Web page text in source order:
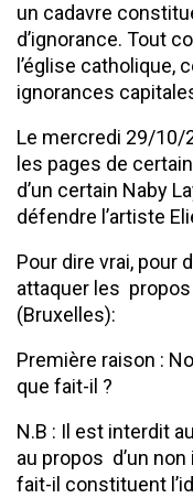
un cadavre
d’ignorance. Tout
l’église
ignorances
Le mercredi 29/10/
les pages de
d’un certain Naby
défendre l’artiste
Pour dire vrai, pour
attaquer les propos
(Bruxelles):
Première raison :
que fait-il ?
N.B : Il est interdit
au propos d’un
fait-il constituent